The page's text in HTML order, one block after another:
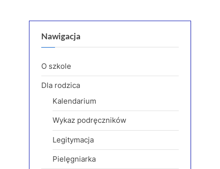
x
Nawigacja
O szkole
Dla rodzica
Kalendarium
Wykaz podręczników
Legitymacja
Pielęgniarka